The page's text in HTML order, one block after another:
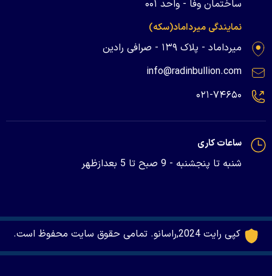
ساختمان وفا - واحد ۰۰۱
نمایندگی میرداماد(سکه)
میرداماد - پلاک ۱۳۹ - صرافی رادین
info@radinbullion.com
۰۲۱-۷۴۶۵۰
ساعات کاری
شنبه تا پنجشنبه - 9 صبح تا 5 بعدازظهر
کپی رایت 2024,راسانو. تمامی حقوق سایت محفوظ است.